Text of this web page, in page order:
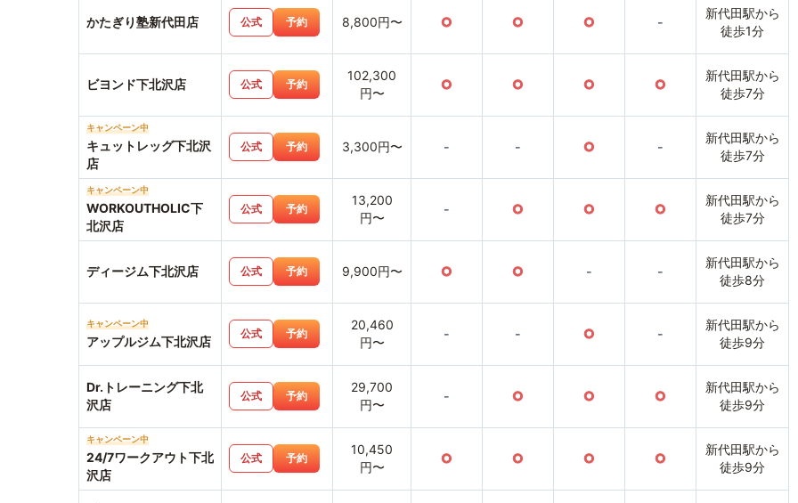
かたぎり塾新代田店 公式 予約 8,800円〜 ○ ○ ○ -
新代田駅から
徒歩1分
ビヨンド下北沢店 公式 予約
102,300
円〜
○ ○ ○ ○
新代田駅から
徒歩7分
キャンペーン中
キュットレッグ下北沢
店
公式 予約 3,300円〜 - - ○ -
新代田駅から
徒歩7分
キャンペーン中
WORKOUTHOLIC下
北沢店
公式 予約
13,200
円〜
- ○ ○ ○
新代田駅から
徒歩7分
ディージム下北沢店 公式 予約 9,900円〜 ○ ○ - -
新代田駅から
徒歩8分
キャンペーン中
アップルジム下北沢店
公式 予約
20,460
円〜
- - ○ -
新代田駅から
徒歩9分
Dr.トレーニング下北
沢店
公式 予約
29,700
円〜
- ○ ○ ○
新代田駅から
徒歩9分
キャンペーン中
24/7ワークアウト下北
沢店
公式 予約
10,450
円〜
○ ○ ○ ○
新代田駅から
徒歩9分